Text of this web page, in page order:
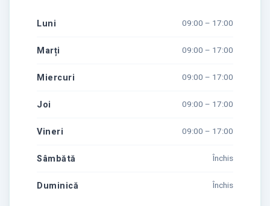
Luni 09:00 – 17:00
Marți 09:00 – 17:00
Miercuri 09:00 – 17:00
Joi 09:00 – 17:00
Vineri 09:00 – 17:00
Sâmbătă Închis
Duminică Închis